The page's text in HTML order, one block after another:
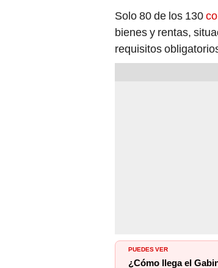
Solo 80 de los 130
bienes y rentas,
requisitos
PUEDES VER
¿Cómo llega el